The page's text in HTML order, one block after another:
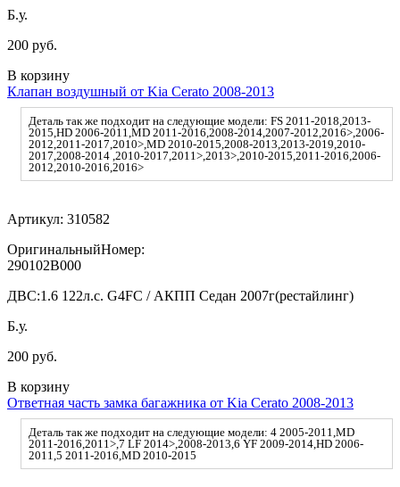
Б.у.
200 руб.
В корзину
Клапан воздушный от Kia Cerato 2008-2013
Деталь так же подходит на следующие модели: FS 2011-2018,2013-
2015,HD 2006-2011,MD 2011-2016,2008-2014,2007-2012,2016>,2006-
2012,2011-2017,2010>,MD 2010-2015,2008-2013,2013-2019,2010-
2017,2008-2014 ,2010-2017,2011>,2013>,2010-2015,2011-2016,2006-
2012,2010-2016,2016>
Артикул: 310582
ОригинальныйНомер:
290102B000
ДВС:1.6 122л.с. G4FC / АКПП Седан 2007г(рестайлинг)
Б.у.
200 руб.
В корзину
Ответная часть замка багажника от Kia Cerato 2008-2013
Деталь так же подходит на следующие модели: 4 2005-2011,MD
2011-2016,2011>,7 LF 2014>,2008-2013,6 YF 2009-2014,HD 2006-
2011,5 2011-2016,MD 2010-2015